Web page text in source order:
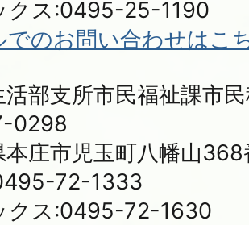
クス:0495-25-1190
でのお問い合わせはこ
活部支所市民福祉課市
0298
本庄市児玉町八幡山368
72-1333
クス:0495-72-1630